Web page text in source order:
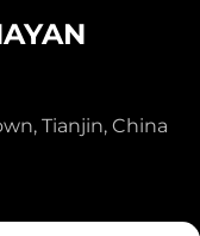
Tianjin, China